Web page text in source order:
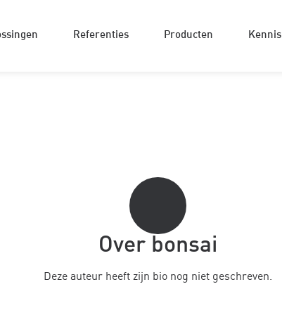
Referenties Producten Kennis
Over bonsai
Deze auteur heeft zijn bio nog niet geschreven.